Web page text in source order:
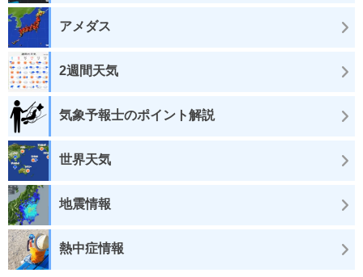
アメダス
2週間天気
気象予報士のポイント解説
世界天気
地震情報
熱中症情報